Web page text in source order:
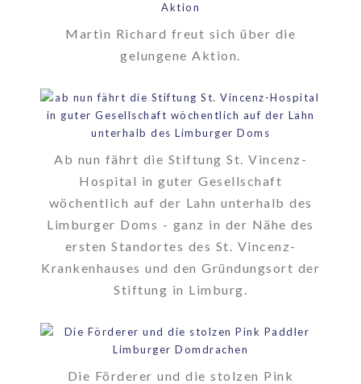
Martin Richard freut sich über die
gelungene Aktion.
Ab nun fährt die Stiftung St. Vincenz-
Hospital in guter Gesellschaft
wöchentlich auf der Lahn unterhalb des
Limburger Doms - ganz in der Nähe des
ersten Standortes des St. Vincenz-
Krankenhauses und den Gründungsort der
Stiftung in Limburg.
Die Förderer und die stolzen Pink